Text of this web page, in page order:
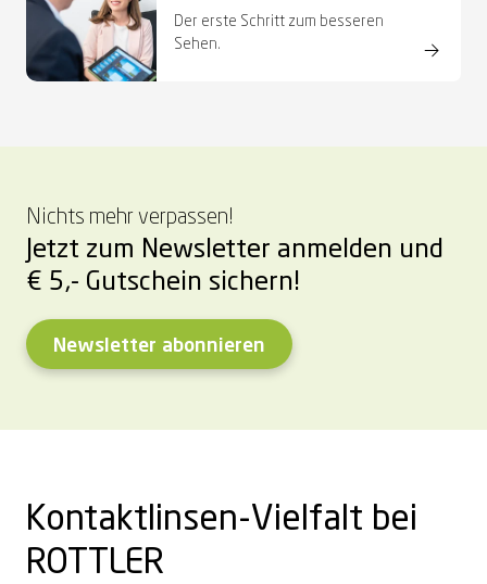
Der erste Schritt zum besseren
Sehen.
Nichts mehr verpassen!
Jetzt zum Newsletter anmelden und
€ 5,- Gutschein sichern!
Newsletter abonnieren
Kontaktlinsen-Vielfalt bei
ROTTLER